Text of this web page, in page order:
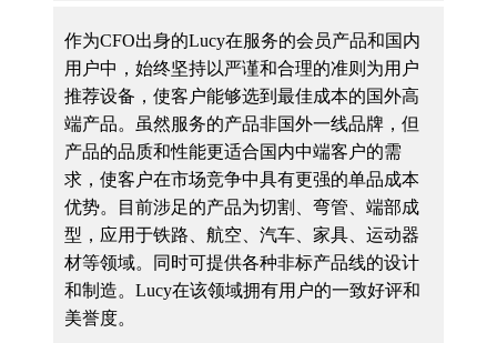
作为CFO出身的Lucy在服务的会员产品和国内
用户中，始终坚持以严谨和合理的准则为用户
推荐设备，使客户能够选到最佳成本的国外高
端产品。虽然服务的产品非国外一线品牌，但
产品的品质和性能更适合国内中端客户的需
求，使客户在市场竞争中具有更强的单品成本
优势。目前涉足的产品为切割、弯管、端部成
型，应用于铁路、航空、汽车、家具、运动器
材等领域。同时可提供各种非标产品线的设计
和制造。Lucy在该领域拥有用户的一致好评和
美誉度。